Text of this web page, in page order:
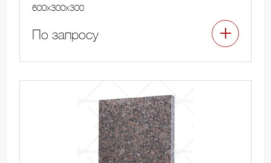
600x300x300
По запросу